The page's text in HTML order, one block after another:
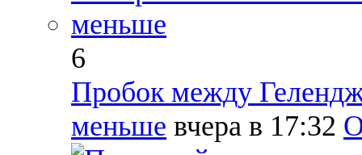
6
Пробок между
меньше вчера в 17:32